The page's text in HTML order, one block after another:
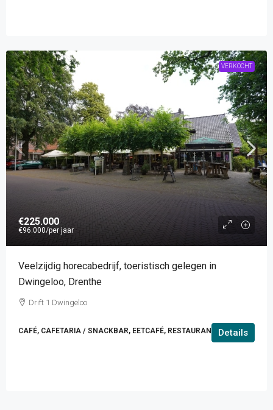
VERKOCHT
€225.000
€96.000/per jaar
Veelzijdig horecabedrijf, toeristisch gelegen in
Dwingeloo, Drenthe
Drift 1 Dwingeloo
CAFÉ, CAFETARIA / SNACKBAR, EETCAFÉ, RESTAURANT Details